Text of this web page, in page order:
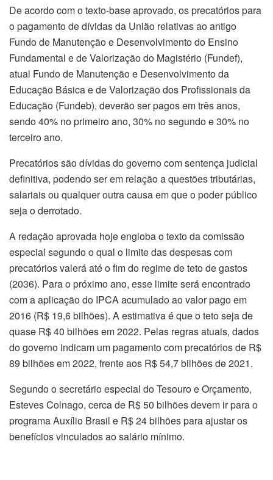
De acordo com o texto-base aprovado, os precatórios para
o pagamento de dívidas da União relativas ao antigo
Fundo de Manutenção e Desenvolvimento do Ensino
Fundamental e de Valorização do Magistério (Fundef),
atual Fundo de Manutenção e Desenvolvimento da
Educação Básica e de Valorização dos Profissionais da
Educação (Fundeb), deverão ser pagos em três anos,
sendo 40% no primeiro ano, 30% no segundo e 30% no
terceiro ano.
Precatórios são dívidas do governo com sentença judicial
definitiva, podendo ser em relação a questões tributárias,
salariais ou qualquer outra causa em que o poder público
seja o derrotado.
A redação aprovada hoje engloba o texto da comissão
especial segundo o qual o limite das despesas com
precatórios valerá até o fim do regime de teto de gastos
(2036). Para o próximo ano, esse limite será encontrado
com a aplicação do IPCA acumulado ao valor pago em
2016 (R$ 19,6 bilhões). A estimativa é que o teto seja de
quase R$ 40 bilhões em 2022. Pelas regras atuais, dados
do governo indicam um pagamento com precatórios de R$
89 bilhões em 2022, frente aos R$ 54,7 bilhões de 2021.
Segundo o secretário especial do Tesouro e Orçamento,
Esteves Colnago, cerca de R$ 50 bilhões devem ir para o
programa Auxílio Brasil e R$ 24 bilhões para ajustar os
benefícios vinculados ao salário mínimo.